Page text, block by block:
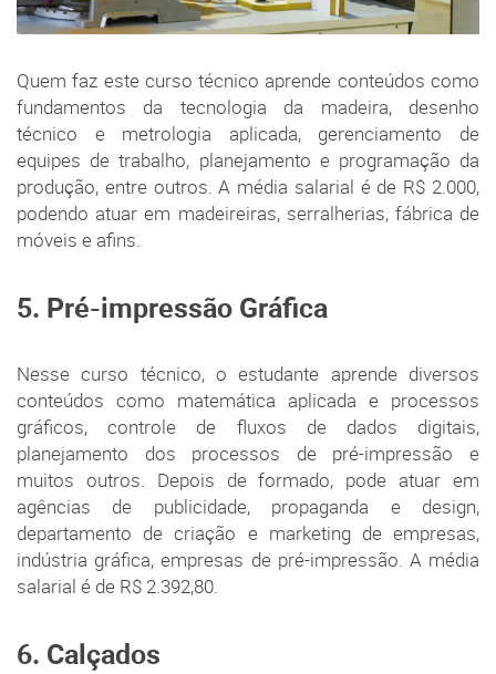
Quem faz este curso técnico aprende conteúdos como
fundamentos da tecnologia da madeira, desenho
técnico e metrologia aplicada, gerenciamento de
equipes de trabalho, planejamento e programação da
produção, entre outros. A média salarial é de R$ 2.000,
podendo atuar em madeireiras, serralherias, fábrica de
móveis e afins.
5. Pré-impressão Gráfica
Nesse curso técnico, o estudante aprende diversos
conteúdos como matemática aplicada e processos
gráficos, controle de fluxos de dados digitais,
planejamento dos processos de pré-impressão e
muitos outros. Depois de formado, pode atuar em
agências de publicidade, propaganda e design,
departamento de criação e marketing de empresas,
indústria gráfica, empresas de pré-impressão. A média
salarial é de R$ 2.392,80.
6. Calçados